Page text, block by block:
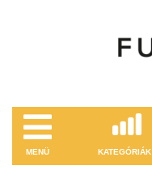
MENÜ KATEGÓRIÁK